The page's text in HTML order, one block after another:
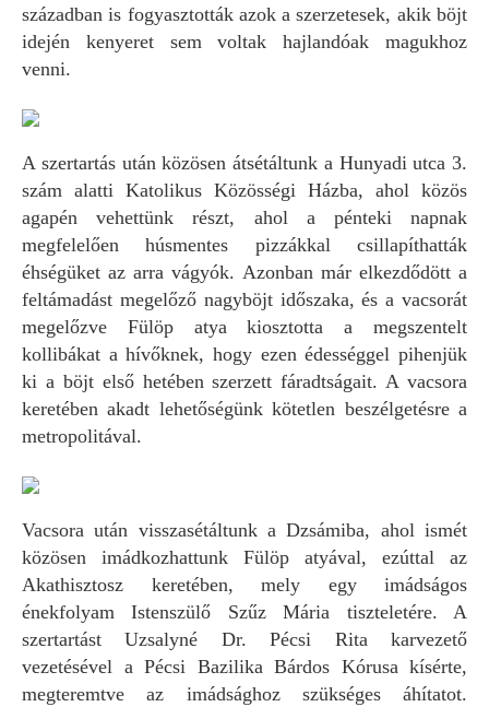
században is fogyasztották azok a szerzetesek, akik böjt
idején kenyeret sem voltak hajlandóak magukhoz
venni.
A szertartás után közösen átsétáltunk a Hunyadi utca 3.
szám alatti Katolikus Közösségi Házba, ahol közös
agapén vehettünk részt, ahol a pénteki napnak
megfelelően húsmentes pizzákkal csillapíthatták
éhségüket az arra vágyók. Azonban már elkezdődött a
feltámadást megelőző nagyböjt időszaka, és a vacsorát
megelőzve Fülöp atya kiosztotta a megszentelt
kollibákat a hívőknek, hogy ezen édességgel pihenjük
ki a böjt első hetében szerzett fáradtságait. A vacsora
keretében akadt lehetőségünk kötetlen beszélgetésre a
metropolitával.
Vacsora után visszasétáltunk a Dzsámiba, ahol ismét
közösen imádkozhattunk Fülöp atyával, ezúttal az
Akathisztosz keretében, mely egy imádságos
énekfolyam Istenszülő Szűz Mária tiszteletére. A
szertartást Uzsalyné Dr. Pécsi Rita karvezető
vezetésével a Pécsi Bazilika Bárdos Kórusa kísérte,
megteremtve az imádsághoz szükséges áhítatot.